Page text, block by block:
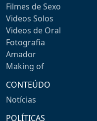
Filmes de Sexo
Videos Solos
Videos de Oral
Fotografia
Amador
Making of
CONTEÚDO
Notícias
POLÍTICAS